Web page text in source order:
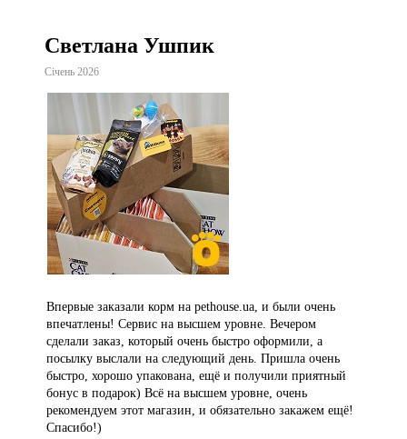
Светлана Ушпик
Січень 2026
Впервые заказали корм на pethouse.ua, и были очень
впечатлены! Сервис на высшем уровне. Вечером
сделали заказ, который очень быстро оформили, а
посылку выслали на следующий день. Пришла очень
быстро, хорошо упакована, ещё и получили приятный
бонус в подарок) Всё на высшем уровне, очень
рекомендуем этот магазин, и обязательно закажем ещё!
Спасибо!)